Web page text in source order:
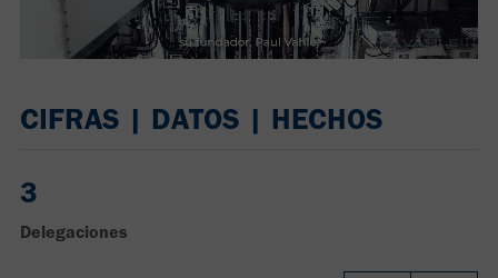
CIFRAS | DATOS | HECHOS
3
Delegaciones